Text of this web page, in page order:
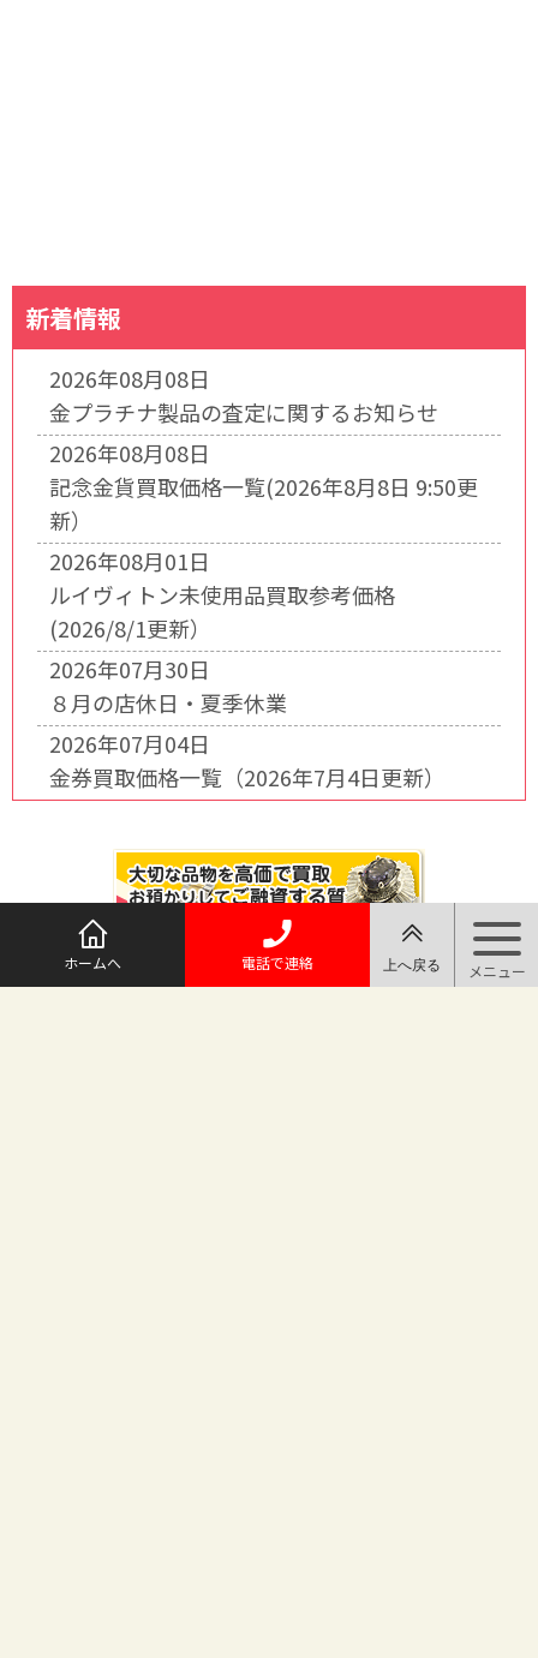
新着情報
2026年08月08日
金プラチナ製品の査定に関するお知らせ
2026年08月08日
記念金貨買取価格一覧(2026年8月8日 9:50更
新）
2026年08月01日
ルイヴィトン未使用品買取参考価格
(2026/8/1更新）
2026年07月30日
８月の店休日・夏季休業
2026年07月04日
金券買取価格一覧（2026年7月4日更新）
ホームへ 電話で連絡